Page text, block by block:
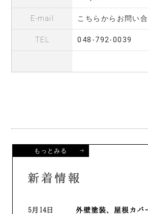
E-mail こちらからお問い
TEL 048-792-0039
もっとみる
5月14日
外壁塗装、屋根カ